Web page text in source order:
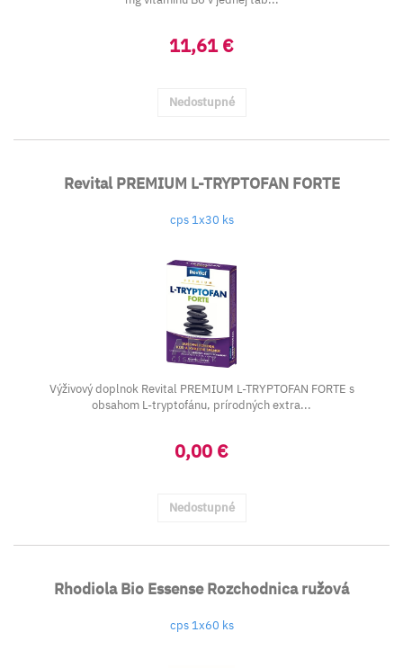
11,61 €
Nedostupné
Revital PREMIUM L-TRYPTOFAN FORTE
cps 1x30 ks
Výživový doplnok Revital PREMIUM L-TRYPTOFAN FORTE s
obsahom L-tryptofánu, prírodných extra...
0,00 €
Nedostupné
Rhodiola Bio Essense Rozchodnica ružová
cps 1x60 ks